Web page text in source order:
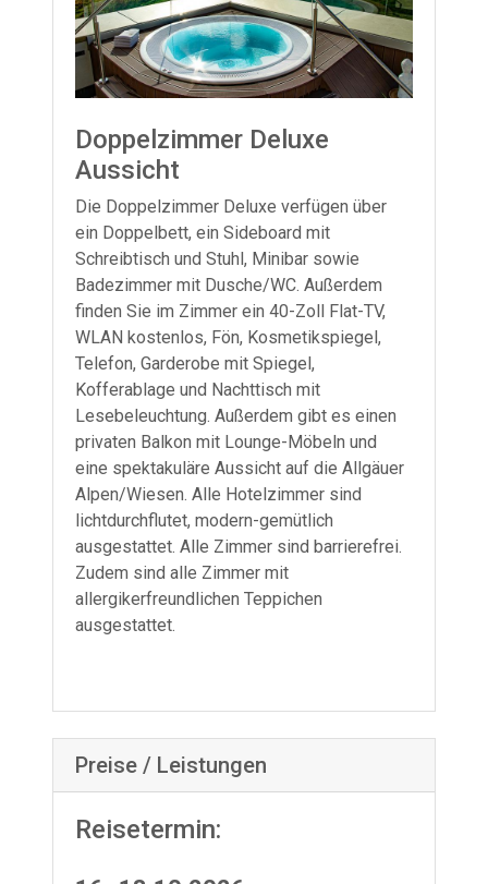
Doppelzimmer Deluxe
Aussicht
Die Doppelzimmer Deluxe verfügen über
ein Doppelbett, ein Sideboard mit
Schreibtisch und Stuhl, Minibar sowie
Badezimmer mit Dusche/WC. Außerdem
finden Sie im Zimmer ein 40-Zoll Flat-TV,
WLAN kostenlos, Fön, Kosmetikspiegel,
Telefon, Garderobe mit Spiegel,
Kofferablage und Nachttisch mit
Lesebeleuchtung. Außerdem gibt es einen
privaten Balkon mit Lounge-Möbeln und
eine spektakuläre Aussicht auf die Allgäuer
Alpen/Wiesen. Alle Hotelzimmer sind
lichtdurchflutet, modern-gemütlich
ausgestattet. Alle Zimmer sind barrierefrei.
Zudem sind alle Zimmer mit
allergikerfreundlichen Teppichen
ausgestattet.
Preise / Leistungen
Reisetermin: